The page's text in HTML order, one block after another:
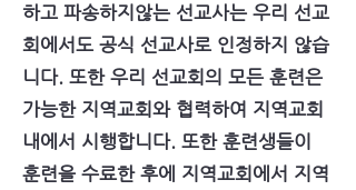
하고 파송하지않는 선교사는 우리 선교
회에서도 공식 선교사로 인정하지 않습
니다. 또한 우리 선교회의 모든 훈련은
가능한 지역교회와 협력하여 지역교회
내에서 시행합니다. 또한 훈련생들이
훈련을 수료한 후에 지역교회에서 지역